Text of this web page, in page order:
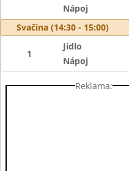
Nápoj
Svačina (14:30 - 15:00)
1
Jídlo
Nápoj
Reklama: